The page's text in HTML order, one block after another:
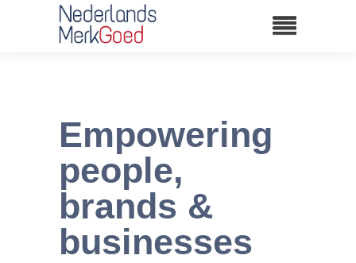
Empowering
people,
brands &
businesses